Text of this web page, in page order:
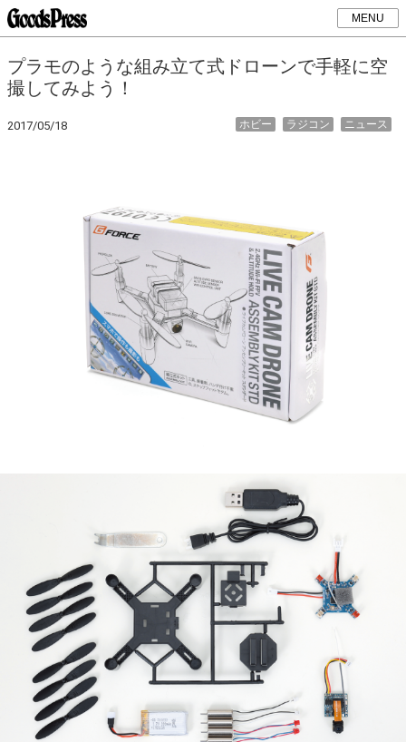
MENU
プラモのような組み立て式ドローンで手軽に空
撮してみよう！
2017/05/18 ニュース
ラジコン
ホビー